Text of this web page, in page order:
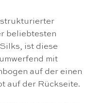
strukturierter
beliebtesten
ist diese
mit
auf der einen
auf der Rückseite.